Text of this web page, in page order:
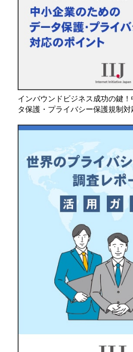
インバウンドビジネス成功の鍵
タ保護・プライバシー保護規制対